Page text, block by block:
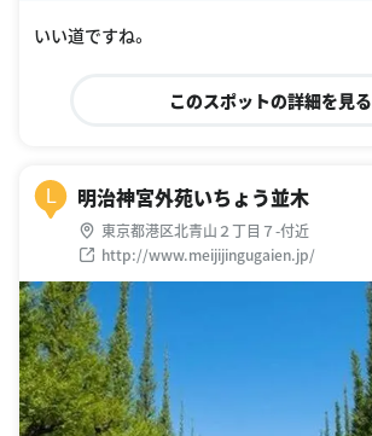
eiji_Jingu_Gaien-Yoyogi-TochouMae/newpage02-S.html
いい道ですね。
このスポットの詳細を見る
L 明治神宮外苑いちょう並木
東京都港区北青山２丁目７-付近
http://www.meijijingugaien.jp/